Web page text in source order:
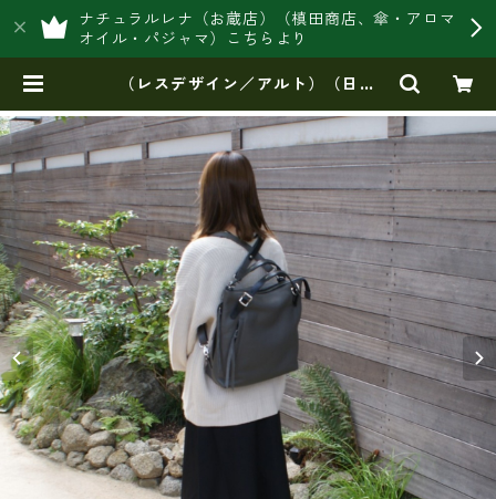
ナチュラルレナ（お蔵店）（槙田商店、傘・アロマ
オイル・パジャマ）こちらより
（レスデザイン／アルト）（日本
ック AMSB-1330 | 豊岡製オリジ
ナルバッグ製造販売【日本製・バッ
グ財布 専門店】レナ ジャパンメ
イド ショップ